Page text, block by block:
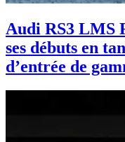
Audi RS3 LMS
ses débuts en
d’entrée de